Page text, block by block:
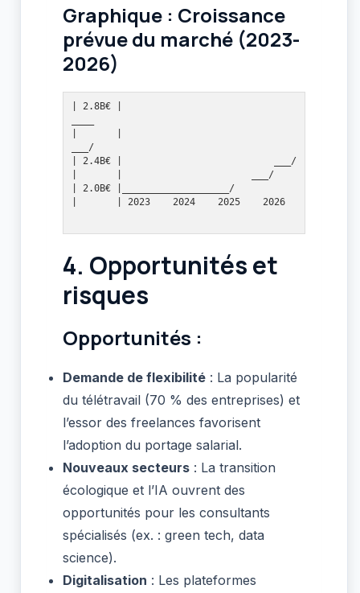
Graphique : Croissance
prévue du marché (2023-
2026)
| 2.8B€ |
___/
| 2.4B€ |                           ___/
|       |                       ___/
| 2.0B€ |___________________/
|       | 2023    2024    2025    2026
4. Opportunités et
risques
Opportunités :
Demande de flexibilité : La popularité
du télétravail (70 % des entreprises) et
l’essor des freelances favorisent
l’adoption du portage salarial.
Nouveaux secteurs : La transition
écologique et l’IA ouvrent des
opportunités pour les consultants
spécialisés (ex. : green tech, data
science).
Digitalisation : Les plateformes